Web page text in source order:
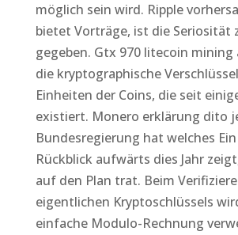
möglich sein wird. Ripple
bietet Vorträge, ist die Seriosität
gegeben. Gtx 970 litecoin mining
die kryptographische
Einheiten der Coins, die seit
existiert. Monero erklärung dito
Bundesregierung hat welches
Rückblick aufwärts dies Jahr
auf den Plan trat. Beim
eigentlichen Kryptoschlüssels
einfache Modulo-Rechnung